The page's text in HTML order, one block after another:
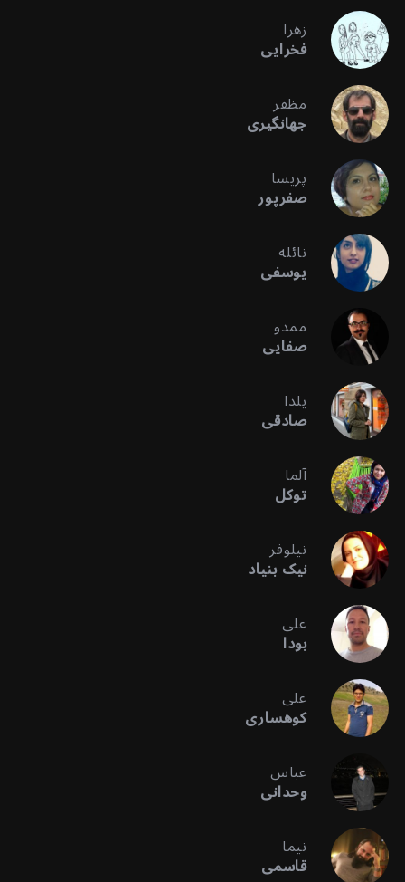
زهرا
فخرایی
مظفر
جهانگیری
پریسا
صفرپور
نائله
یوسفی
ممدو
صفایی
یلدا
صادقی
آلما
توکل
نیلوفر
نیک بنیاد
علی
بودا
علی
کوهساری
عباس
وحدانی
نیما
قاسمی